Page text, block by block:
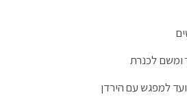
ומשם לכנרת
למפגש עם הירדן